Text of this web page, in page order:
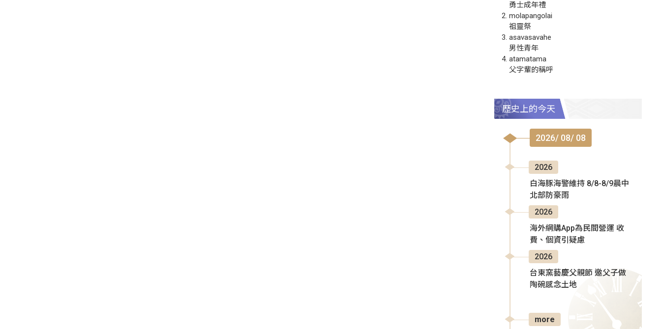
勇士成年禮
molapangolai
祖靈祭
asavasavahe
男性青年
atamatama
父字輩的稱呼
歷史上的今天
2026/ 08/ 08
2026
白海豚海警維持 8/8-8/9晨中
北部防豪雨
2026
海外網購App為民間營運 收
費、個資引疑慮
2026
台東窯藝慶父親節 邀父子做
陶碗感念土地
more